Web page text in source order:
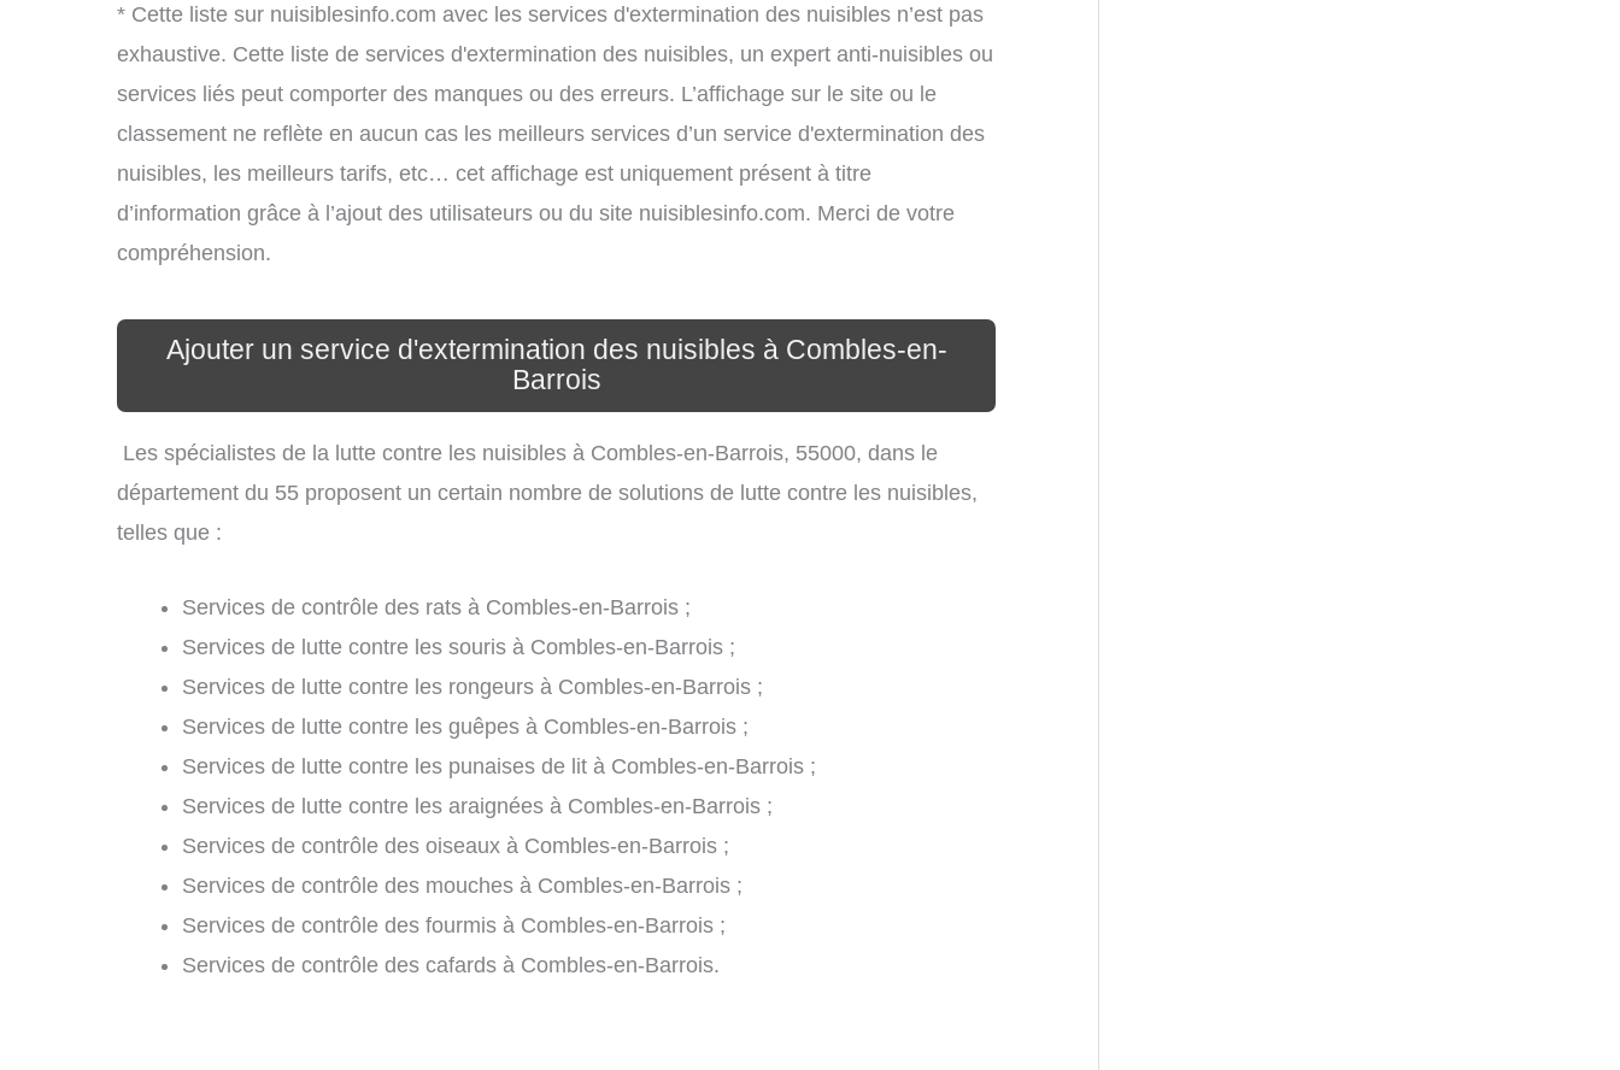
* Cette liste sur nuisiblesinfo.com avec les services d'extermination des nuisibles n’est pas
exhaustive. Cette liste de services d'extermination des nuisibles, un expert anti-nuisibles ou
services liés peut comporter des manques ou des erreurs. L’affichage sur le site ou le
classement ne reflète en aucun cas les meilleurs services d’un service d'extermination des
nuisibles, les meilleurs tarifs, etc… cet affichage est uniquement présent à titre
d’information grâce à l’ajout des utilisateurs ou du site nuisiblesinfo.com. Merci de votre
compréhension.
Ajouter un service d'extermination des nuisibles à Combles-en-
Barrois
Les spécialistes de la lutte contre les nuisibles à Combles-en-Barrois, 55000, dans le
département du 55 proposent un certain nombre de solutions de lutte contre les nuisibles,
telles que :
Services de contrôle des rats à Combles-en-Barrois ;
Services de lutte contre les souris à Combles-en-Barrois ;
Services de lutte contre les rongeurs à Combles-en-Barrois ;
Services de lutte contre les guêpes à Combles-en-Barrois ;
Services de lutte contre les punaises de lit à Combles-en-Barrois ;
Services de lutte contre les araignées à Combles-en-Barrois ;
Services de contrôle des oiseaux à Combles-en-Barrois ;
Services de contrôle des mouches à Combles-en-Barrois ;
Services de contrôle des fourmis à Combles-en-Barrois ;
Services de contrôle des cafards à Combles-en-Barrois.